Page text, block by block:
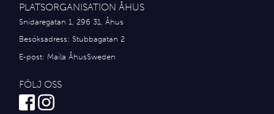
PLATSORGANISATION ÅHUS
Snidaregatan 1, 296 31, Åhus
Besöksadress: Stubbagatan 2
E-post: Maila ÅhusSweden
FÖLJ OSS